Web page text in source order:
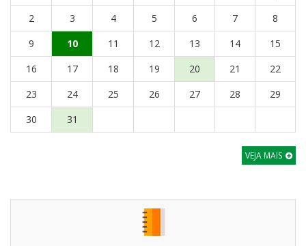
2
3 4 5 6 7
8
9
10 11 12 13 14
15
16
17 18 19 20 21
22
23
24 25 26 27 28
29
30
31
VEJA MAIS